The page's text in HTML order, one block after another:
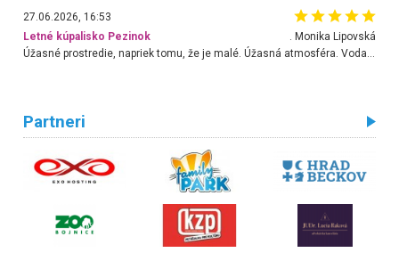
27.06.2026, 16:53
Letné kúpalisko Pezinok
. Monika Lipovská
Úžasné prostredie, napriek tomu, že je malé. Úžasná atmosféra. Voda fantastická a nádherná. Ľudí je pomerne veľa, ale su mili a ohľaduplní. Je veľmi zaujímavé sledovať, ako dokážu spolu športovať cudzí ľudia a bez ohľadu na vek. Vládne tu pohoda. Vnuka neviem dostať z vody. Ďakujem za krásny deň . Urcite sa sem vrátim. Jediný problém je s parkovaním, ale aj ten sa mi podarilo vyriešiť. Monika Bratislava
Partneri